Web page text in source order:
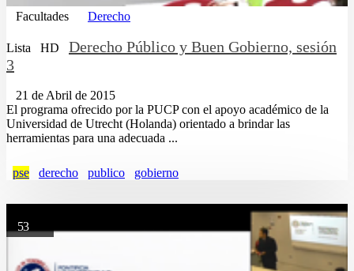
Facultades Derecho
Lista HD
Derecho Público y Buen Gobierno, sesión
3
21 de Abril de 2015
El programa ofrecido por la PUCP con el apoyo académico de la
Universidad de Utrecht (Holanda) orientado a brindar las
herramientas para una adecuada ...
pse derecho publico gobierno
53